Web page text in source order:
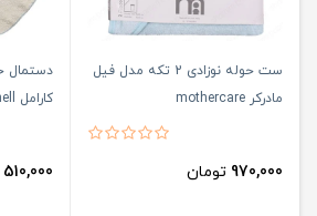
ست حوله نوزادی 2 تکه مدل فیل
مادرکر mothercare
970,000 تومان
کارامل Caramell
510,000